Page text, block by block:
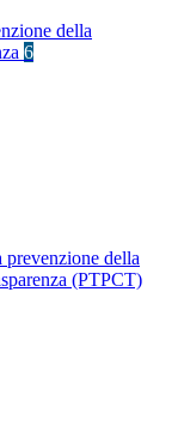
della
6
prevenzione della
(PTPCT)